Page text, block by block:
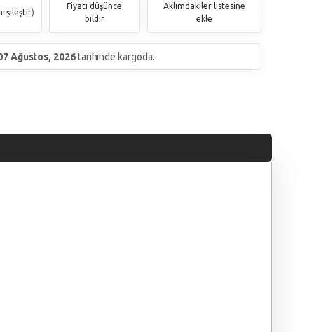
)
Fiyatı düşünce
bildir
Aklımdakiler listesine
ekle
Ağustos, 2026tarihinde kargoda.